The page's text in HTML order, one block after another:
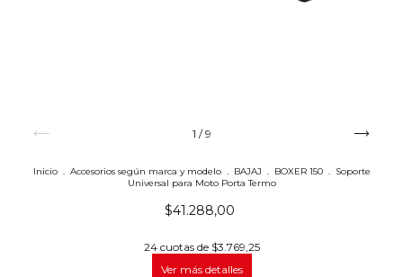
1 /9
Inicio . Accesorios según marca y modelo . BAJAJ . BOXER 150 . Soporte
Universal para Moto Porta Termo
$41.288,00
24 cuotas de $3.769,25
Ver más detalles